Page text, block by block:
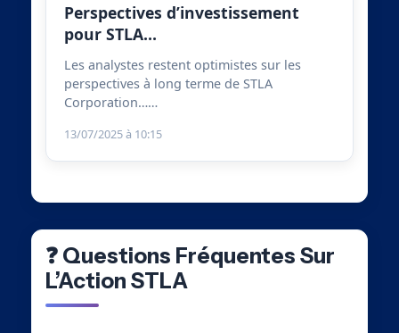
Perspectives d’investissement
pour STLA…
Les analystes restent optimistes sur les
perspectives à long terme de STLA
Corporation……
13/07/2025 à 10:15
❓ Questions Fréquentes Sur
L’Action STLA